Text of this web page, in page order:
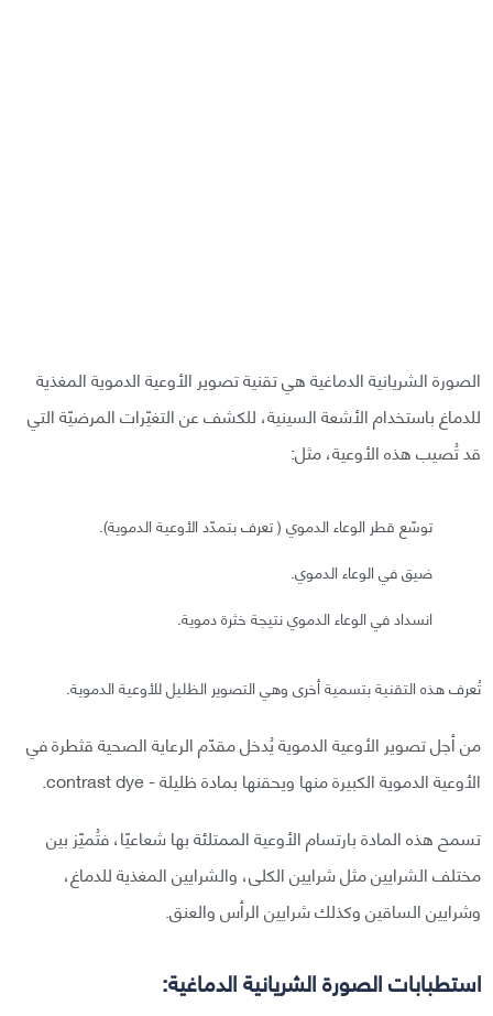
الصورة الشريانية الدماغية هي تقنية تصوير الأوعية الدموية المغذية
للدماغ باستخدام الأشعة السينية، للكشف عن التغيّرات المرضيّة التي
قد تُصيب هذه الأوعية، مثل:
توسّع قطر الوعاء الدموي ( تعرف بتمدّد الأوعية الدموية).
ضيق في الوعاء الدموي.
انسداد في الوعاء الدموي نتيجة خثرة دموية.
تُعرف هذه التقنية بتسمية أخرى وهي التصوير الظليل للأوعية الدموية.
من أجل تصوير الأوعية الدموية يُدخل مقدّم الرعاية الصحية قثطرة في
الأوعية الدموية الكبيرة منها ويحقنها بمادة ظليلة - contrast dye.
تسمح هذه المادة بارتسام الأوعية الممتلئة بها شعاعيًا، فتُميّز بين
مختلف الشرايين مثل شرايين الكلى، والشرايين المغذية للدماغ،
وشرايين الساقين وكذلك شرايين الرأس والعنق.
استطبابات الصورة الشريانية الدماغية: